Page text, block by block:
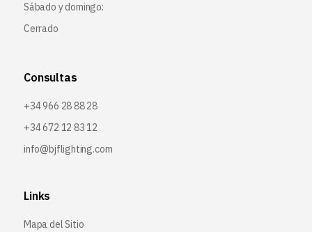
Sábado y domingo:
Cerrado
Consultas
+34 966 28 88 28
+34 672 12 83 12
info@bjflighting.com
Links
Mapa del Sitio